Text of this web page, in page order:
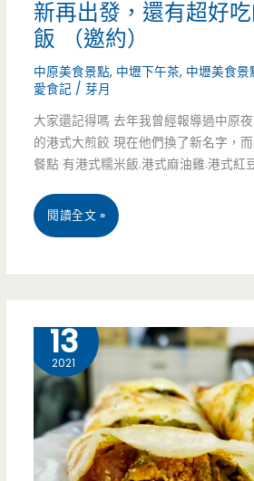
霸
海
鮮
炒
飯
也
太
新再出發，還有超好
飯 （邀約）
中原美食景點, 中壢下午茶, 中壢美食景
愛食記 /芽月
大家還記得嗎 去年我曾經報導過中原
的港式大煎餃 現在他們換了新名字，
餐點 有港式糯米飯.港式麻油雞.港式紅
桃
美
食-
樂
閱讀全文 »
13
2021